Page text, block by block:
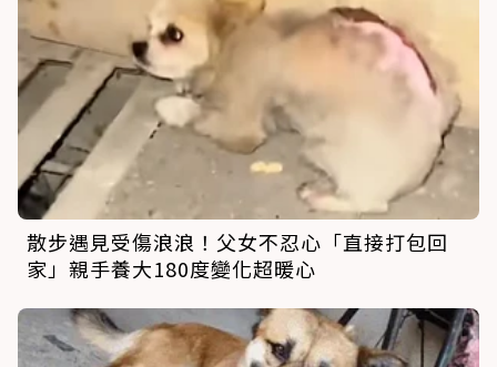
散步遇見受傷浪浪！父女不忍心「直接打包回
家」親手養大180度變化超暖心